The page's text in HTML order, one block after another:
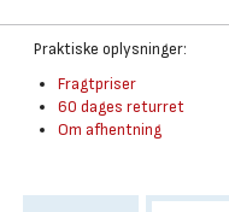
Praktiske oplysninger:
Fragtpriser
60 dages returret
Om afhentning